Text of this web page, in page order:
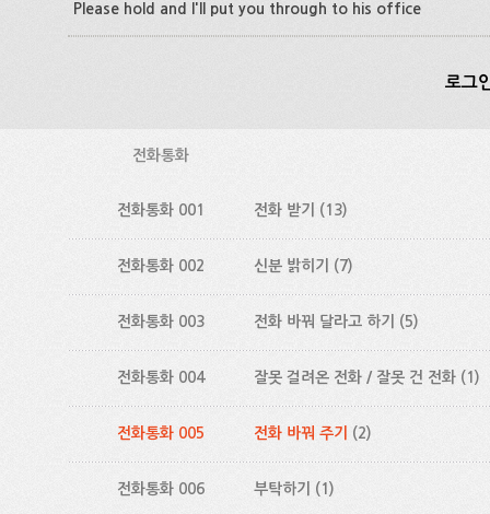
Please hold and I'll put you through to his office
로그
전화통화
전화통화 001 전화 받기 (13)
전화통화 002 신분 밝히기 (7)
전화통화 003 전화 바꿔 달라고 하기 (5)
전화통화 004 잘못 걸려온 전화 / 잘못 건 전화 (1)
전화통화 005 전화 바꿔 주기 (2)
전화통화 006 부탁하기 (1)